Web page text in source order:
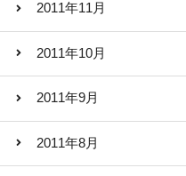
2011年11月
2011年10月
2011年9月
2011年8月